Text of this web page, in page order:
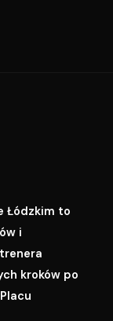
Łódzkim to
i
kroków po